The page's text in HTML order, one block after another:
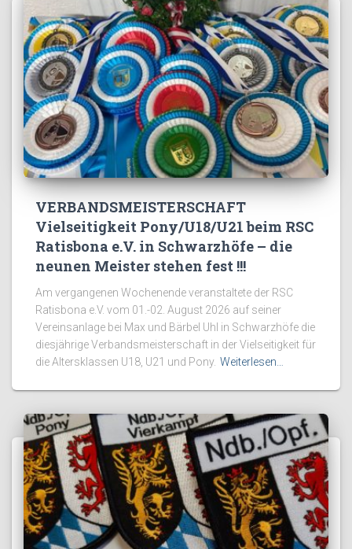
VERBANDSMEISTERSCHAFT
Vielseitigkeit Pony/U18/U21 beim RSC
Ratisbona e.V. in Schwarzhöfe – die
neunen Meister stehen fest !!!
Am vergangenen Wochenende veranstaltete der RSC
Ratisbona e.V. vom 01.-02. August 2026 auf seiner
Vereinsanlage bei Max und Bärbel Uhl in Schwarzhöfe die
diesjährige Verbandsmeisterschaft in der Vielseitigkeit für
die Altersklassen U18, U21 und Pony. Weiterlesen…